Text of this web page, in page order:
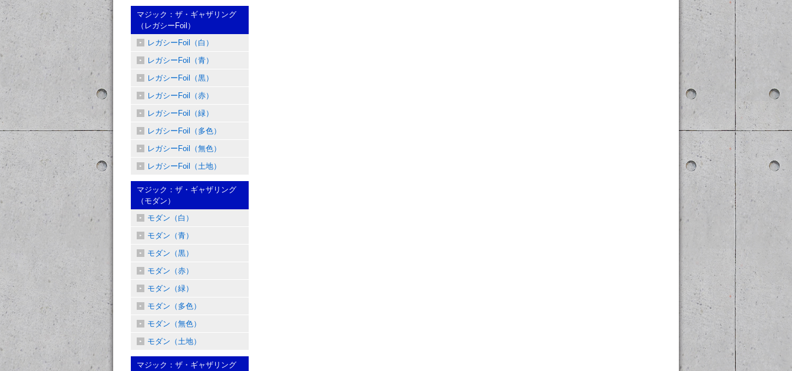
マジック：ザ・ギャザリング
（レガシーFoil）
レガシーFoil（白）
レガシーFoil（青）
レガシーFoil（黒）
レガシーFoil（赤）
レガシーFoil（緑）
レガシーFoil（多色）
レガシーFoil（無色）
レガシーFoil（土地）
マジック：ザ・ギャザリング
（モダン）
モダン（白）
モダン（青）
モダン（黒）
モダン（赤）
モダン（緑）
モダン（多色）
モダン（無色）
モダン（土地）
マジック：ザ・ギャザリング